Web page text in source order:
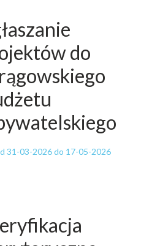
do
31-03-2026 do 17-05-2026